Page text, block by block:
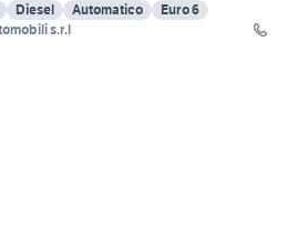
Diesel Automatico
Euro 6
s.r.l